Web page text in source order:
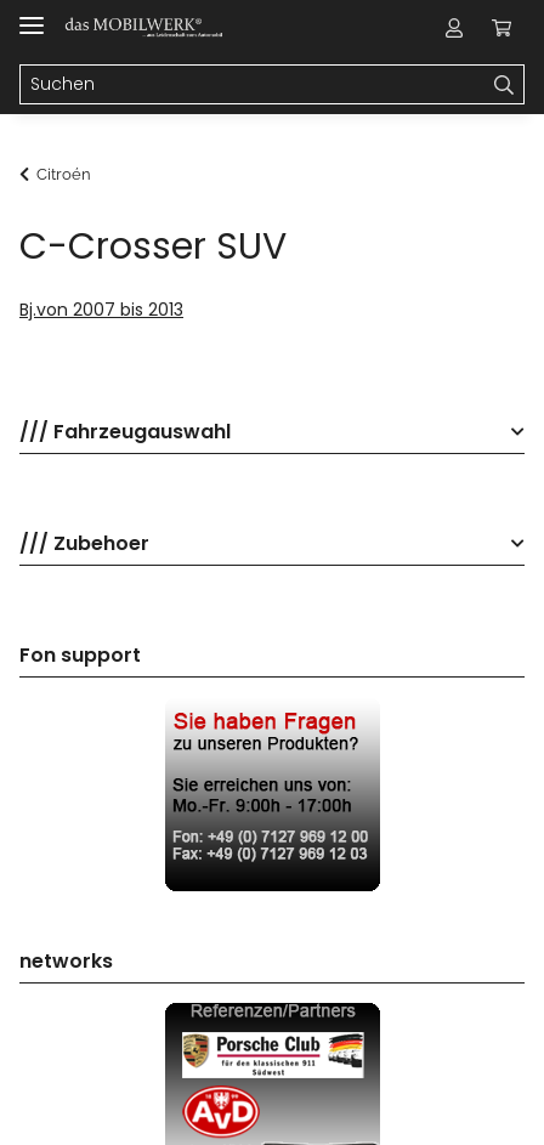
Citroén
C-Crosser SUV
Bj.von 2007 bis 2013
/// Fahrzeugauswahl
/// Zubehoer
Fon support
networks